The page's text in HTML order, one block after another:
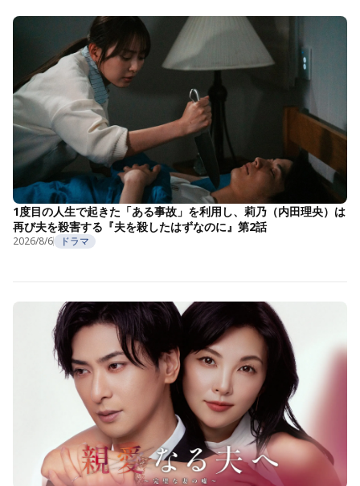
1度目の人生で起きた「ある事故」を利用し、莉乃（内田理央）は
再び夫を殺害する『夫を殺したはずなのに』第2話
2026/8/6 ドラマ